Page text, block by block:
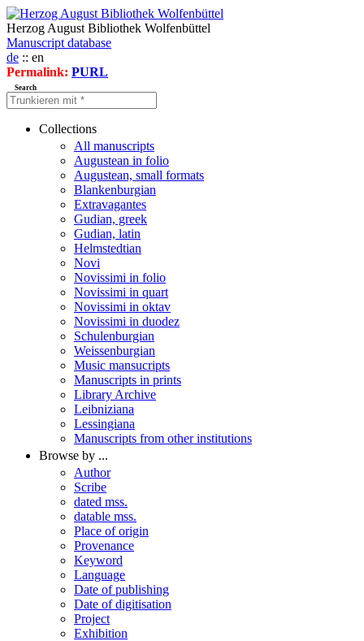
Herzog August Bibliothek Wolfenbüttel
Manuscript database
de :: en
Permalink: PURL
Search
Collections
All manuscripts
Augustean in folio
Augustean, small formats
Blankenburgian
Extravagantes
Gudian, greek
Gudian, latin
Helmstedtian
Novi
Novissimi in folio
Novissimi in quart
Novissimi in oktav
Novissimi in duodez
Schulenburgian
Weissenburgian
Music mansucripts
Manuscripts in prints
Library Archive
Leibniziana
Lessingiana
Manuscripts from other institutions
Browse by ...
Author
Scribe
dated mss.
datable mss.
Place of origin
Provenance
Keyword
Language
Date of publishing
Date of digitisation
Project
Exhibition